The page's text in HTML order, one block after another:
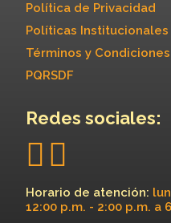
Política de Privacidad
Políticas Institucionales
Términos y Condiciones
PQRSDF
Redes sociales:
Horario de atención:
12:00 p.m. - 2:00 p.m. a